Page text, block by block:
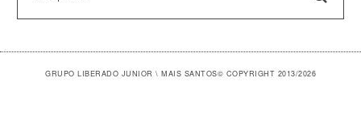
GRUPO LIBERADO JUNIOR \ MAIS SANTOS© COPYRIGHT 2013/2026